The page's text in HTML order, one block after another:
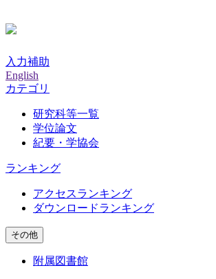
入力補助
English
カテゴリ
研究科等一覧
学位論文
紀要・学協会
ランキング
アクセスランキング
ダウンロードランキング
その他
附属図書館